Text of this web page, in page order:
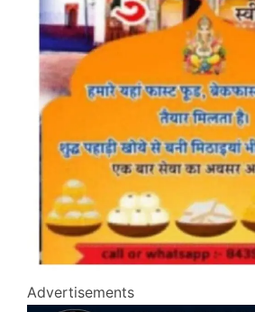
Advertisements